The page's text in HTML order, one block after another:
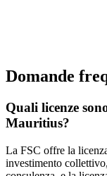
Domande
Quali licenze
Mauritius?
La FSC offre la
investimento